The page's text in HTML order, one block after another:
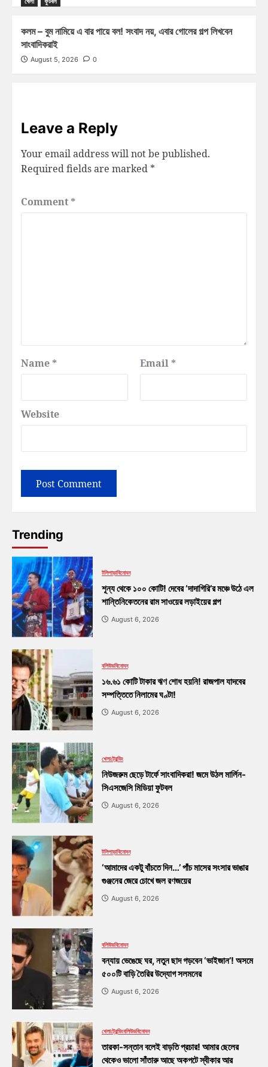
কলম – বুম নামিয়ে এ বার পায়ে বল! সংবাদ নয়, এবার গোলের গল্প লিখবেন
সাংবাদিকরাই
August 5, 2026 0
Leave a Reply
Your email address will not be published.
Required fields are marked *
Comment *
Name * Email *
Website
Trending
টলিপাড়াবিনোদন
শূন্য থেকে ১০০ কোটি! দেবের ‘দাদাগিরি’র মঞ্চে উঠে এল
শান্তিনিকেতনের রাম সাওয়ের লড়াইয়ের গল্প
August 6, 2026
বলিউডবিনোদন
১৬.৬১ কোটি টাকার ঋণ শোধ হয়নি! রাজপাল যাদবের
সম্পত্তিতে নিলামের ঘণ্টা!
August 6, 2026
খেলাট্রেন্ডিং
নিউজরুম ছেড়ে টার্ফে সাংবাদিকরা! জমে উঠল মার্লিন-
সিএসজেসি মিডিয়া ফুটবল
August 6, 2026
টলিপাড়াবিনোদন
‘আমাদের একটু বাঁচতে দিন…’ পাঁচ মাসের সংসার ভাঙার
গুঞ্জনের জেরে চোখে জল রণজয়ের
August 6, 2026
বলিউডবিনোদন
বন্যায় ভেঙেছে ঘর, নতুন ছাদ গড়বেন ‘ভাইজান’! অসমে
৫০০টি বাড়ি তৈরির উদ্যোগ সলমনের
August 6, 2026
খেলাট্রেন্ডিংবলিউডবিনোদন
তারকা-সন্তান বলেই বাড়তি প্রচার! আমার ছেলের
থেকেও ভালো সাঁতারু আছে অকপটে স্বীকার আর